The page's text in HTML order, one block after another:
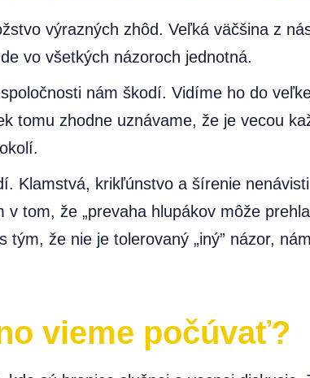
výrazných zhôd. Veľká väčšina z
vo všetkých názoroch jednotná.
nám škodí. Vidíme ho do
tomu zhodne uznávame, že je vecou
Klamstvá, krikľúnstvo a šírenie
tom, že „prevaha hlupákov môže
že nie je tolerovaný „iný” názor,
vieme počúvať?